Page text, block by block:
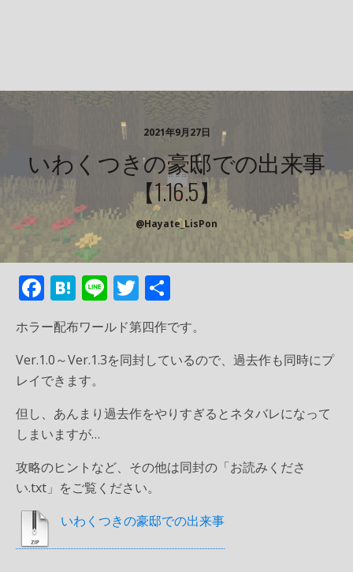
2021年9月27日
いわくつきの豪邸での出来事
【1.16.5】
@Hayate_LisPon
F
ac
e
b
o
o
k
H
e
n
a
Li
n
e
T
w
itt
er
有
ホラー配布ワールド第四作です。
Ver.1.0～Ver.1.3を同封しているので、過去作も同時にプ
レイできます。
但し、あんまり過去作をやりすぎるとネタバレになって
しまいますが…
攻略のヒントなど、その他は同封の「お読みくださ
い.txt」をご覧ください。
いわくつきの豪邸での出来事